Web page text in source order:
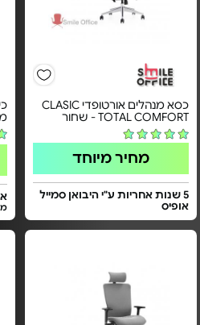
כסא מנהלים אורטופדי CLASIC
TOTAL COMFORT - שחור
מחיר מיוחד
5 שנות אחריות ע"י היבואן סמייל
אופיס